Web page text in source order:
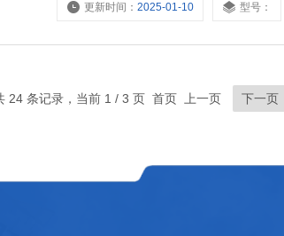
更新时间：2025-01-10 型号：
24 条记录，当前 1 / 3 页 首页 上一页 下一页